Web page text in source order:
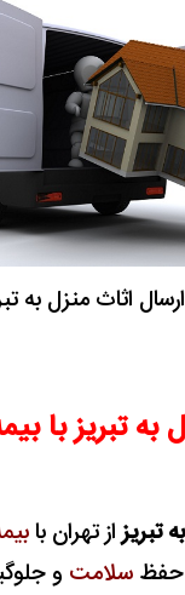
اثاث منزل به
تبریز با
تبریزاز تهران با
حفظسلامت و